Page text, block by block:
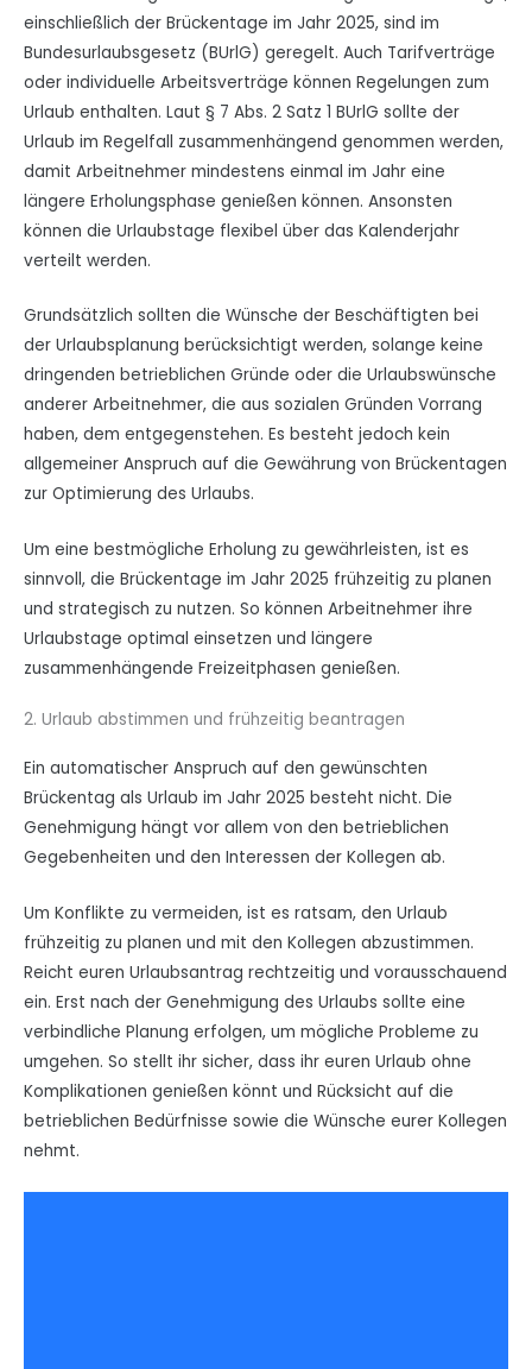
einschließlich der Brückentage im Jahr 2025, sind im
Bundesurlaubsgesetz (BUrlG) geregelt. Auch Tarifverträge
oder individuelle Arbeitsverträge können Regelungen zum
Urlaub enthalten. Laut § 7 Abs. 2 Satz 1 BUrlG sollte der
Urlaub im Regelfall zusammenhängend genommen werden,
damit Arbeitnehmer mindestens einmal im Jahr eine
längere Erholungsphase genießen können. Ansonsten
können die Urlaubstage flexibel über das Kalenderjahr
verteilt werden.
Grundsätzlich sollten die Wünsche der Beschäftigten bei
der Urlaubsplanung berücksichtigt werden, solange keine
dringenden betrieblichen Gründe oder die Urlaubswünsche
anderer Arbeitnehmer, die aus sozialen Gründen Vorrang
haben, dem entgegenstehen. Es besteht jedoch kein
allgemeiner Anspruch auf die Gewährung von Brückentagen
zur Optimierung des Urlaubs.
Um eine bestmögliche Erholung zu gewährleisten, ist es
sinnvoll, die Brückentage im Jahr 2025 frühzeitig zu planen
und strategisch zu nutzen. So können Arbeitnehmer ihre
Urlaubstage optimal einsetzen und längere
zusammenhängende Freizeitphasen genießen.
2. Urlaub abstimmen und frühzeitig beantragen
Ein automatischer Anspruch auf den gewünschten
Brückentag als Urlaub im Jahr 2025 besteht nicht. Die
Genehmigung hängt vor allem von den betrieblichen
Gegebenheiten und den Interessen der Kollegen ab.
Um Konflikte zu vermeiden, ist es ratsam, den Urlaub
frühzeitig zu planen und mit den Kollegen abzustimmen.
Reicht euren Urlaubsantrag rechtzeitig und vorausschauend
ein. Erst nach der Genehmigung des Urlaubs sollte eine
verbindliche Planung erfolgen, um mögliche Probleme zu
umgehen. So stellt ihr sicher, dass ihr euren Urlaub ohne
Komplikationen genießen könnt und Rücksicht auf die
betrieblichen Bedürfnisse sowie die Wünsche eurer Kollegen
nehmt.